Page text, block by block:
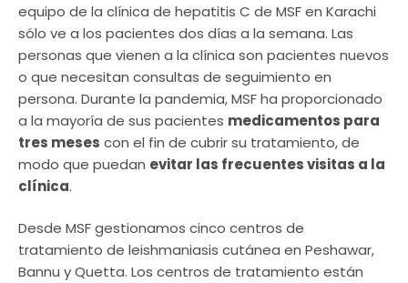
equipo de la clínica de hepatitis C de MSF en Karachi
sólo ve a los pacientes dos días a la semana. Las
personas que vienen a la clínica son pacientes nuevos
o que necesitan consultas de seguimiento en
persona. Durante la pandemia, MSF ha proporcionado
a la mayoría de sus pacientes medicamentos para
tres meses con el fin de cubrir su tratamiento, de
modo que puedan evitar las frecuentes visitas a la
clínica.
Desde MSF gestionamos cinco centros de
tratamiento de leishmaniasis cutánea en Peshawar,
Bannu y Quetta. Los centros de tratamiento están